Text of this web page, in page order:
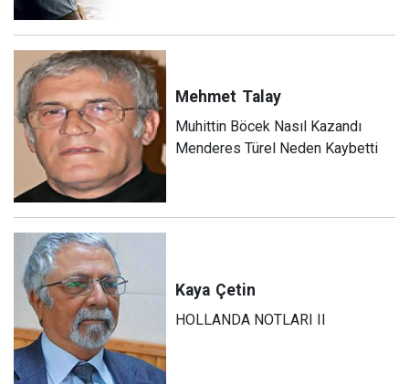
Mehmet Talay
Muhittin Böcek Nasıl Kazandı
Menderes Türel Neden Kaybetti
Kaya Çetin
HOLLANDA NOTLARI II